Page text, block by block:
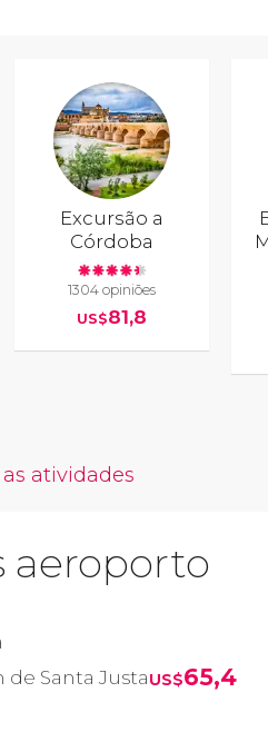
Excursão a
Córdoba
1304 opiniões
US$81,8
atividades
aeroporto
de Santa JustaUS$65,4